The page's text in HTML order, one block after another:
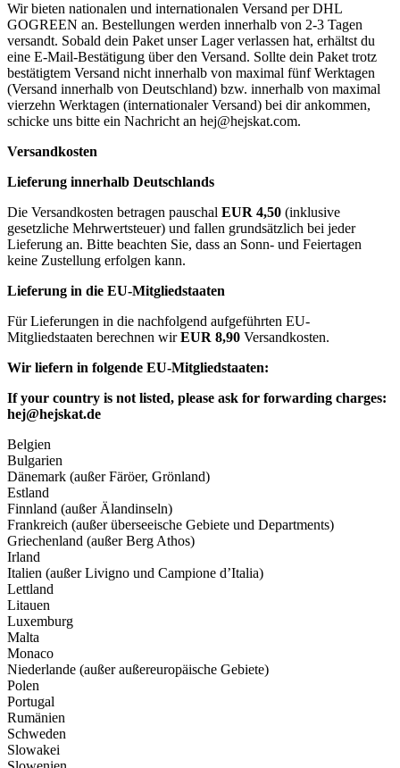
Wir bieten nationalen und internationalen Versand per DHL
GOGREEN an. Bestellungen werden innerhalb von 2-3 Tagen
versandt. Sobald dein Paket unser Lager verlassen hat, erhältst du
eine E-Mail-Bestätigung über den Versand. Sollte dein Paket trotz
bestätigtem Versand nicht innerhalb von maximal fünf Werktagen
(Versand innerhalb von Deutschland) bzw. innerhalb von maximal
vierzehn Werktagen (internationaler Versand) bei dir ankommen,
schicke uns bitte ein Nachricht an hej@hejskat.com.
Versandkosten
Lieferung innerhalb Deutschlands
Die Versandkosten betragen pauschal EUR 4,50 (inklusive
gesetzliche Mehrwertsteuer) und fallen grundsätzlich bei jeder
Lieferung an. Bitte beachten Sie, dass an Sonn- und Feiertagen
keine Zustellung erfolgen kann.
Lieferung in die EU-Mitgliedstaaten
Für Lieferungen in die nachfolgend aufgeführten EU-
Mitgliedstaaten berechnen wirEUR 8,90 Versandkosten.
Wir liefern in folgende EU-Mitgliedstaaten:
If your country is not listed, please ask for forwarding charges:
hej@hejskat.de
Belgien
Bulgarien
Dänemark (außer Färöer, Grönland)
Estland
Finnland (außer Älandinseln)
Frankreich (außer überseeische Gebiete und Departments)
Griechenland (außer Berg Athos)
Irland
Italien (außer Livigno und Campione d’Italia)
Lettland
Litauen
Luxemburg
Malta
Monaco
Niederlande (außer außereuropäische Gebiete)
Polen
Portugal
Rumänien
Schweden
Slowakei